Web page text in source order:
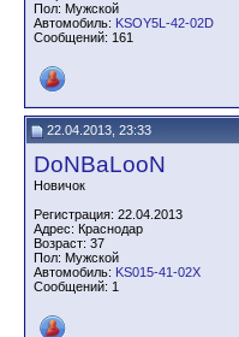
Savl Re: ЮГ
Пол: Мужской
Автомобиль: KSOY5L-42-02D
Сообщений: 161
22.04.2013, 23:33
DoNBaLooN
Новичок
Регистрация: 22.04.2013
Адрес: Краснодар
Возраст: 37
Пол: Мужской
Автомобиль: KS015-41-02Х
Сообщений: 1